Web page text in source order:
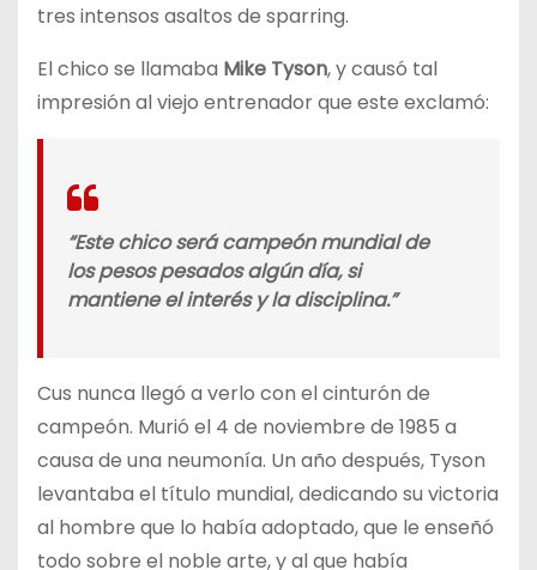
tres intensos asaltos de sparring.
El chico se llamaba Mike Tyson, y causó tal
impresión al viejo entrenador que este exclamó:
“Este chico será campeón mundial de
los pesos pesados algún día, si
mantiene el interés y la disciplina.”
Cus nunca llegó a verlo con el cinturón de
campeón. Murió el 4 de noviembre de 1985 a
causa de una neumonía. Un año después, Tyson
levantaba el título mundial, dedicando su victoria
al hombre que lo había adoptado, que le enseñó
todo sobre el noble arte, y al que había